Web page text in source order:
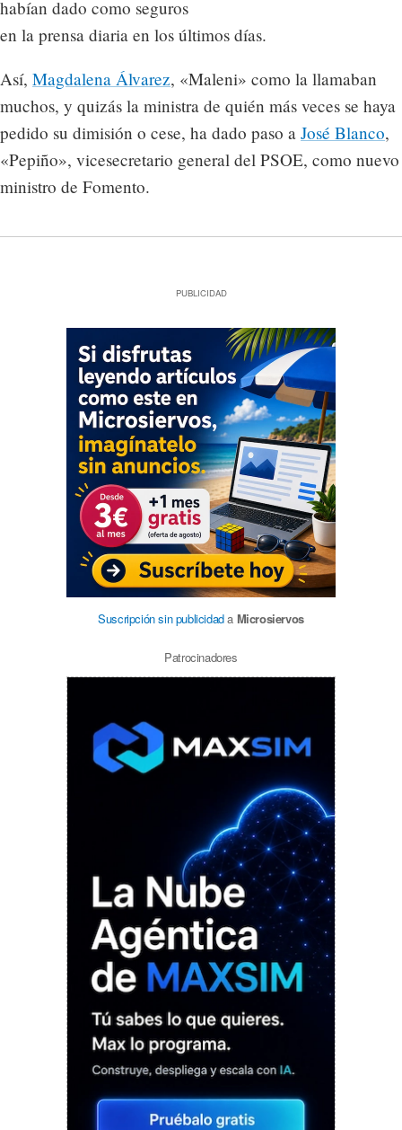
habían dado como seguros
en la prensa diaria en los últimos días.
Así, Magdalena Álvarez, «Maleni» como la llamaban
muchos, y quizás la ministra de quién más veces se haya
pedido su dimisión o cese, ha dado paso a José Blanco,
«Pepiño», vicesecretario general del PSOE, como nuevo
ministro de Fomento.
PUBLICIDAD
Suscripción sin publicidada Microsiervos
Patrocinadores